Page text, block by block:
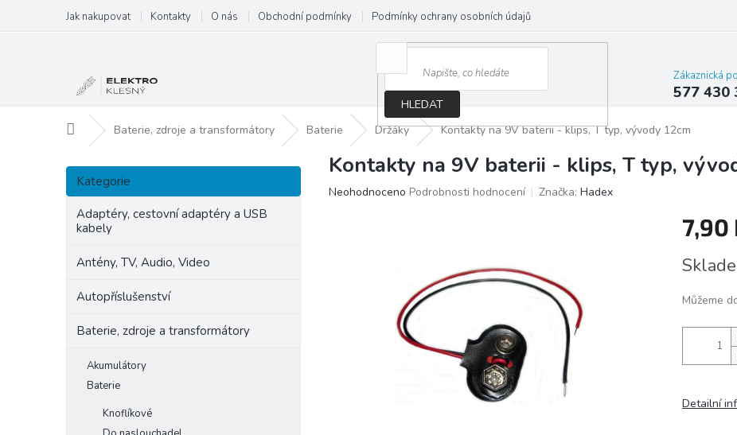
obsah
Jak nakupovat Kontakty O nás Obchodní podmínky Podmínky ochrany osobních údajů
HLEDAT
Zákaznická
577 430
Domů Baterie, zdroje a transformátory Baterie Držáky Kontakty na 9V baterii - klips, T typ, vývody 12cm
P
s
Přeskočit
kategorie
Kategorie
Adaptéry, cestovní adaptéry a USB
kabely
Antény, TV, Audio, Video
Autopříslušenství
Baterie, zdroje a transformátory
Akumulátory
Baterie
Knoflíkové
Kontakty na 9V baterii - klips, T typ,
Průměrné
Neohodnoceno Podrobnosti hodnocení Značka: Hadex
7,90
cena:
Můžeme
Detailní